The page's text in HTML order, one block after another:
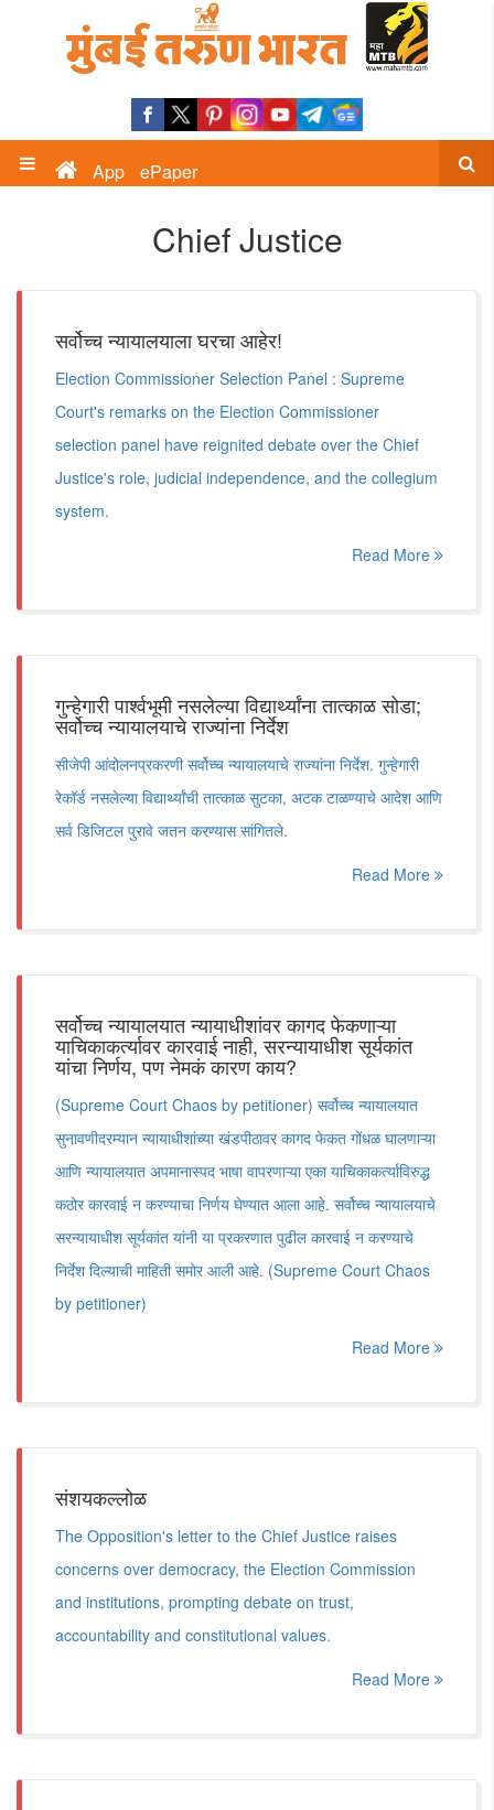
App ePaper
Chief Justice
सर्वोच्च न्यायालयाला घरचा आहेर!
Election Commissioner Selection Panel : Supreme
Court's remarks on the Election Commissioner
selection panel have reignited debate over the Chief
Justice's role, judicial independence, and the collegium
system.
Read More
गुन्हेगारी पार्श्वभूमी नसलेल्या विद्यार्थ्यांना तात्काळ सोडा;
सर्वोच्च न्यायालयाचे राज्यांना निर्देश
सीजेपी आंदोलनप्रकरणी सर्वोच्च न्यायालयाचे राज्यांना निर्देश. गुन्हेगारी
रेकॉर्ड नसलेल्या विद्यार्थ्यांची तात्काळ सुटका, अटक टाळण्याचे आदेश आणि
सर्व डिजिटल पुरावे जतन करण्यास सांगितले.
Read More
सर्वोच्च न्यायालयात न्यायाधीशांवर कागद फेकणाऱ्या
याचिकाकर्त्यावर कारवाई नाही, सरन्यायाधीश सूर्यकांत
यांचा निर्णय, पण नेमकं कारण काय?
(Supreme Court Chaos by petitioner) सर्वोच्च न्यायालयात
सुनावणीदरम्यान न्यायाधीशांच्या खंडपीठावर कागद फेकत गोंधळ घालणाऱ्या
आणि न्यायालयात अपमानास्पद भाषा वापरणाऱ्या एका याचिकाकर्त्याविरुद्ध
कठोर कारवाई न करण्याचा निर्णय घेण्यात आला आहे. सर्वोच्च न्यायालयाचे
सरन्यायाधीश सूर्यकांत यांनी या प्रकरणात पुढील कारवाई न करण्याचे
निर्देश दिल्याची माहिती समोर आली आहे. (Supreme Court Chaos
by petitioner)
Read More
संशयकल्लोळ
The Opposition's letter to the Chief Justice raises
concerns over democracy, the Election Commission
and institutions, prompting debate on trust,
accountability and constitutional values.
Read More